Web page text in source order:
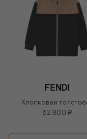
Хлопковая
62 800 ₽